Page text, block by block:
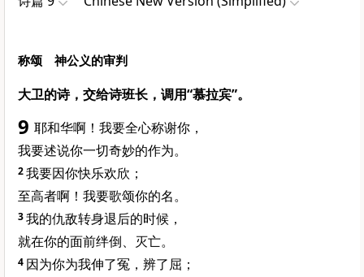
称颂 神公义的审判
大卫的诗，交给诗班长，调用“慕拉宾”。
9 耶和华啊！我要全心称谢你，
我要述说你一切奇妙的作为。
2我要因你快乐欢欣；
至高者啊！我要歌颂你的名。
3我的仇敌转身退后的时候，
就在你的面前绊倒、灭亡。
4 因为你为我伸了冤，辨了屈；